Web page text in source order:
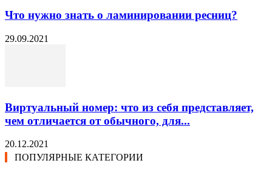
Что нужно знать о ламинировании ресниц?
29.09.2021
Виртуальный номер: что из себя представляет,
чем отличается от обычного, для...
20.12.2021
ПОПУЛЯРНЫЕ КАТЕГОРИИ